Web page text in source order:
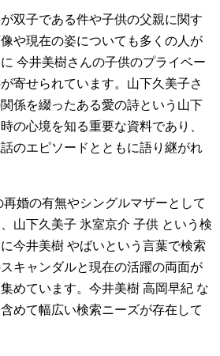
双子である件や子供の父親に関す
や現在の姿についても多くの人が
今井美樹さんの子供のプライベー
寄せられています。山下久美子さ
係を綴ったある愛の詩という山下
の心境を知る重要な資料であり、
のエピソードとともに語り継がれ
婚の有無やシングルマザーとして
山下久美子 氷室京介 子供 という検
今井美樹 やばいという言葉で検索
キャンダルと現在の活躍の両面が
めています。今井美樹 高岡早紀 な
めて幅広い検索ニーズが存在して